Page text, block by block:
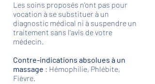
Les soins proposés n'ont pas pour
vocation à se substituer à un
diagnostic médical ni à suspendre un
traitement sans l'avis de votre
médecin.
Contre-indications absolues à un
massage : Hémophilie, Phlébite,
Fièvre.